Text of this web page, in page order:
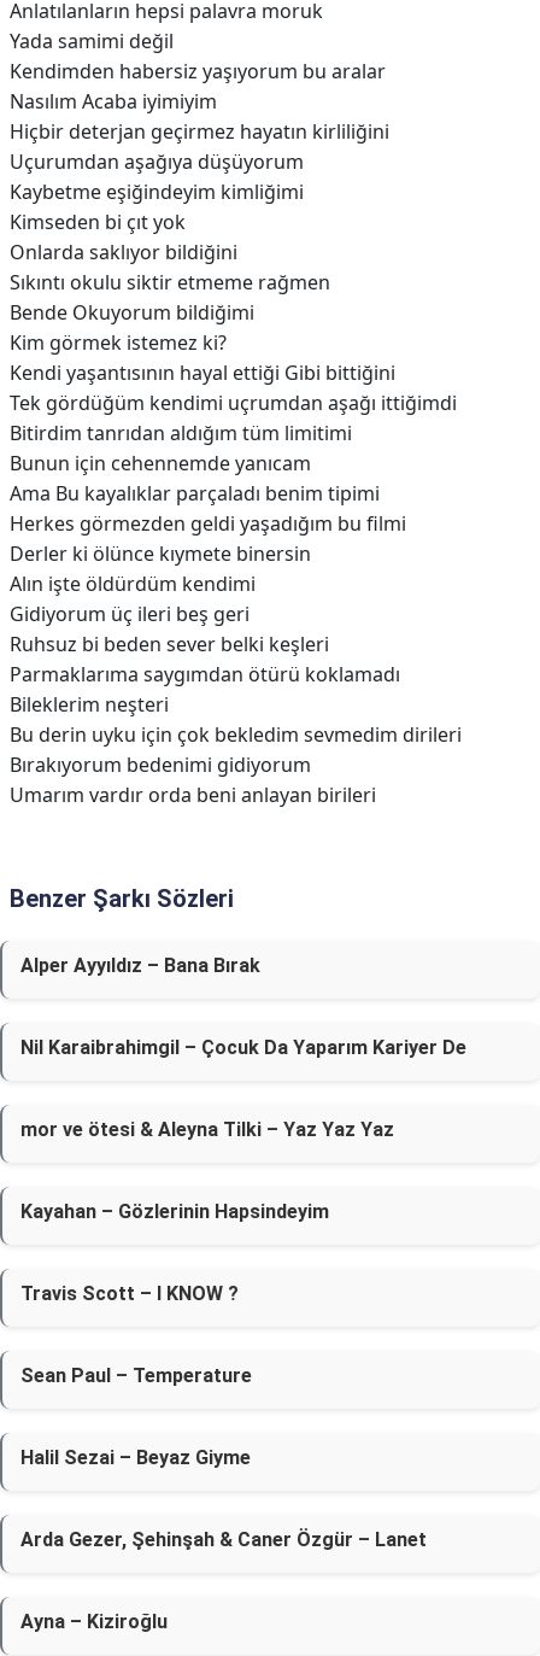
Anlatılanların hepsi palavra moruk
Yada samimi değil
Kendimden habersiz yaşıyorum bu aralar
Nasılım Acaba iyimiyim
Hiçbir deterjan geçirmez hayatın kirliliğini
Uçurumdan aşağıya düşüyorum
Kaybetme eşiğindeyim kimliğimi
Kimseden bi çıt yok
Onlarda saklıyor bildiğini
Sıkıntı okulu siktir etmeme rağmen
Bende Okuyorum bildiğimi
Kim görmek istemez ki?
Kendi yaşantısının hayal ettiği Gibi bittiğini
Tek gördüğüm kendimi uçrumdan aşağı ittiğimdi
Bitirdim tanrıdan aldığım tüm limitimi
Bunun için cehennemde yanıcam
Ama Bu kayalıklar parçaladı benim tipimi
Herkes görmezden geldi yaşadığım bu filmi
Derler ki ölünce kıymete binersin
Alın işte öldürdüm kendimi
Gidiyorum üç ileri beş geri
Ruhsuz bi beden sever belki keşleri
Parmaklarıma saygımdan ötürü koklamadı
Bileklerim neşteri
Bu derin uyku için çok bekledim sevmedim dirileri
Bırakıyorum bedenimi gidiyorum
Umarım vardır orda beni anlayan birileri
Benzer Şarkı Sözleri
Alper Ayyıldız – Bana Bırak
Nil Karaibrahimgil – Çocuk Da Yaparım Kariyer De
​​mor ve ötesi & Aleyna Tilki – Yaz Yaz Yaz
Kayahan – Gözlerinin Hapsindeyim
Travis Scott – I KNOW ?
Sean Paul – Temperature
Halil Sezai – Beyaz Giyme
Arda Gezer, Şehinşah & Caner Özgür – Lanet
Ayna – Kiziroğlu